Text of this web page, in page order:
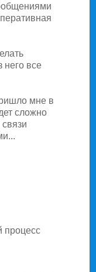
него все
мне в
сложно
пpоцесс